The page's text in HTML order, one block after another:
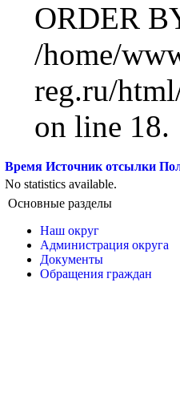
ORDER
/home/
reg.ru/
on line 18.
Время Источник отсылки
No statistics available.
Основные разделы
Наш округ
Администрация округа
Документы
Обращения граждан